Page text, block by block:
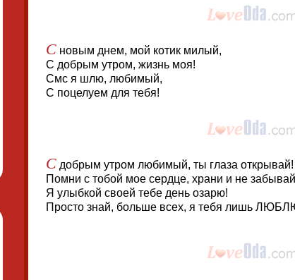
С новым днем, мой котик милый,
С добрым утром, жизнь моя!
Смс я шлю, любимый,
С поцелуем для тебя!
С добрым утром любимый, ты глаза открывай!
Помни с тобой мое сердце, храни и не
Я улыбкой своей тебе день озарю!
Просто знай, больше всех, я тебя лишь